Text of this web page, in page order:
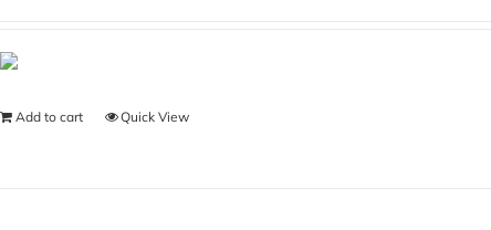
Add to cart Quick View